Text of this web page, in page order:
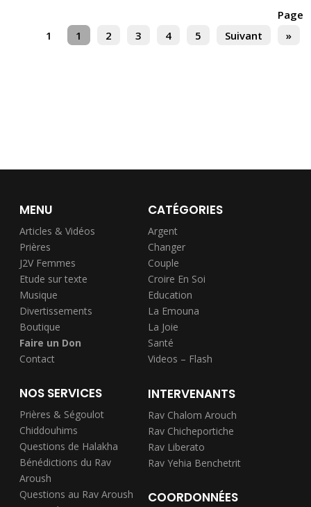
Page
1
1 2 3 4 5 Suivant »
MENU
Articles & Vidéos
Prières
J2V Femmes
Etude sur texte
Musique
Divertissements
Boutique
Faire un Don
Contact
CATÉGORIES
Argent
Changer
Couple
Croire En Soi
Education
La Emouna
La Joie
Santé
Videos – Flash
NOS SERVICES
Prières & Ségoulot
Chiddouhims
Questions de Halakha
Bénédictions du Rav
Aroush
Questions au Rav Aroush
INTERVENANTS
Rav Chalom Arouch
Rav Chicheportiche
Rav Liberato
Rav Yehia Benchetrit
COORDONNÉES